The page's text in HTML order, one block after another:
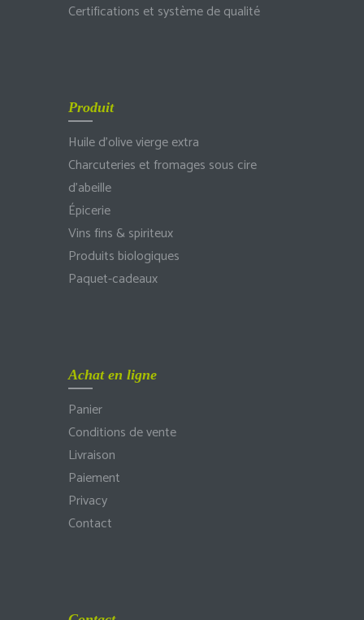
Certifications et système de qualité
Produit
Huile d’olive vierge extra
Charcuteries et fromages sous cire
d’abeille
Épicerie
Vins fins & spiriteux
Produits biologiques
Paquet-cadeaux
Achat en ligne
Panier
Conditions de vente
Livraison
Paiement
Privacy
Contact